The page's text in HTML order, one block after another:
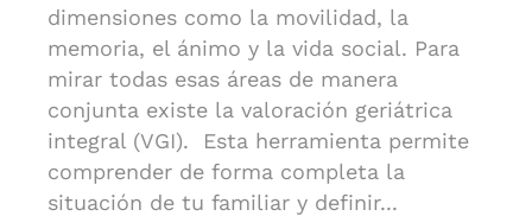
dimensiones como la movilidad, la
memoria, el ánimo y la vida social. Para
mirar todas esas áreas de manera
conjunta existe la valoración geriátrica
integral (VGI). Esta herramienta permite
comprender de forma completa la
situación de tu familiar y definir...